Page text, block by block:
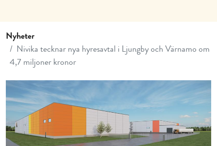
Nyheter
Nivika tecknar nya hyresavtal i Ljungby och Värnamo om
4,7 miljoner kronor